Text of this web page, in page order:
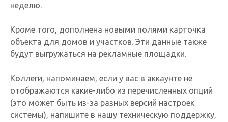
неделю.
Кроме того, дополнена новыми полями карточка
объекта для домов и участков. Эти данные также
будут выгружаться на рекламные площадки.
Коллеги, напоминаем, если у вас в аккаунте не
отображаются какие-либо из перечисленных опций
(это может быть из-за разных версий настроек
системы), напишите в нашу техническую поддержку,